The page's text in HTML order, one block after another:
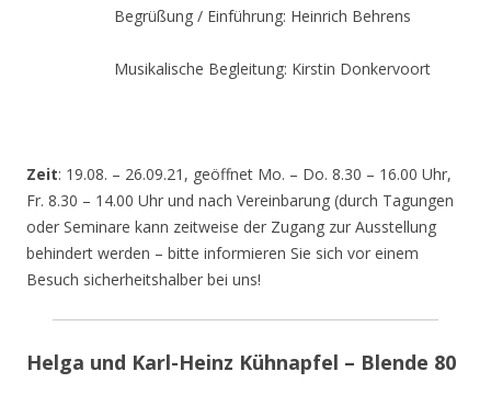
Begrüßung / Einführung: Heinrich Behrens
Musikalische Begleitung: Kirstin Donkervoort
Zeit: 19.08. – 26.09.21, geöffnet Mo. – Do. 8.30 – 16.00 Uhr,
Fr. 8.30 – 14.00 Uhr und nach Vereinbarung (durch Tagungen
oder Seminare kann zeitweise der Zugang zur Ausstellung
behindert werden – bitte informieren Sie sich vor einem
Besuch sicherheitshalber bei uns!
Helga und Karl-Heinz Kühnapfel – Blende 80